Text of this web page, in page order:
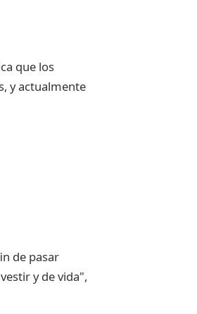
que los
y actualmente
de pasar
y de vida",